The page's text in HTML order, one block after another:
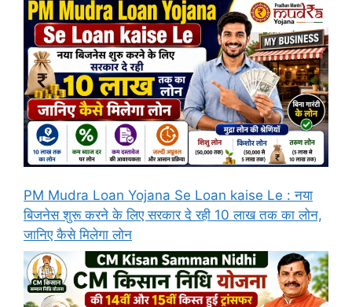
PM Mudra Loan Yojana Se Loan kaise Le : नया
बिजनेस शुरू करने के लिए सरकार दे रही 10 लाख तक का लोन,
जानिए कैसे मिलेगा लोन